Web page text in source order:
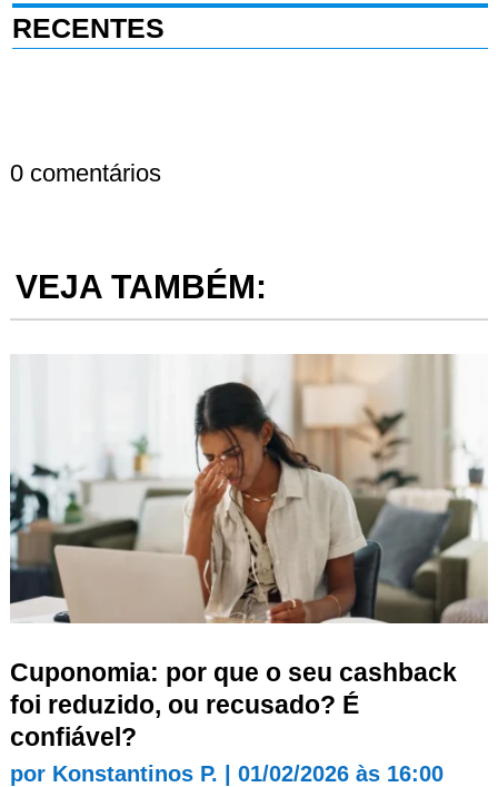
RECENTES
0 comentários
VEJA TAMBÉM:
Cuponomia: por que o seu cashback
foi reduzido, ou recusado? É
confiável?
por Konstantinos P. 01/02/2026 às 16:00